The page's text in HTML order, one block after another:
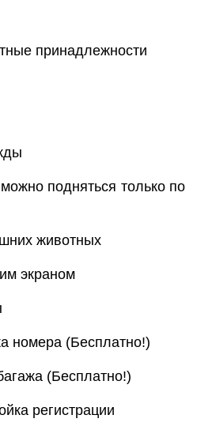
принадлежности
подняться только по
животных
экраном
номера (Бесплатно!)
(Бесплатно!)
регистрации